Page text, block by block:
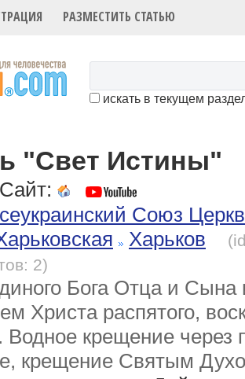
РАЗМЕСТИТЬ СТАТЬЮ
искать в текущем
"Свет Истины"
Сайт:
Союз
Харьков
2)
Бога Отца и Сына
Христа распятого,
Водное крещение через
крещение Святым